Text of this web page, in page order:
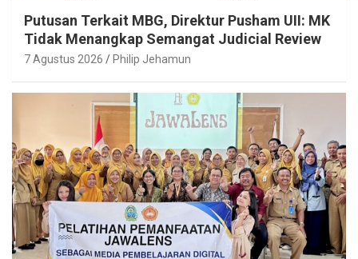
Putusan Terkait MBG, Direktur Pusham UII: MK
Tidak Menangkap Semangat Judicial Review
7 Agustus 2026 Philip Jehamun